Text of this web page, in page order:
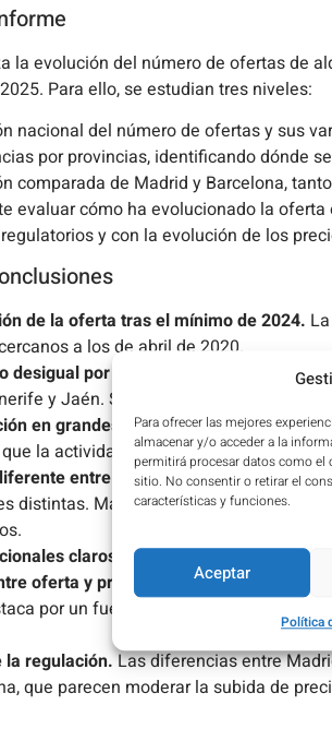
Para ofrecer las mejores
almacenar y/o acceder a la
permitirá procesar datos como
sitio. No consentir o retirar el
características y funciones.
Aceptar
Política
la evolución del número de ofertas de
Para ello, se estudian tres niveles:
nacional del número de ofertas y sus
por provincias, identificando dónde
comparada de Madrid y Barcelona,
evaluar cómo ha evolucionado la
y con la evolución de los
de la oferta tras el mínimo de 2024.
a los de abril de 2020.
desigual por provincias.
Los mayores
y Jaén. Solo Melilla presenta cifras
en grandes mercados y zonas
la actividad se concentra en
entre Madrid y Barcelona.
distintas. Madrid recupera su oferta
claros.
Se identifican máximos
oferta y precios.
Aunque la oferta
por un fuerte incremento
la regulación.Las diferencias entre
que parecen moderar la subida de